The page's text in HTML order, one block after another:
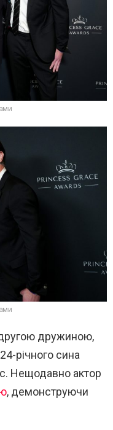
дружиною,
річного сина
Нещодавно актор
, демонструючи